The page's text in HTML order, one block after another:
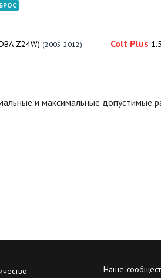
Z24W) (2005-2012) Colt Plus
и максимальные допустимые
Наше